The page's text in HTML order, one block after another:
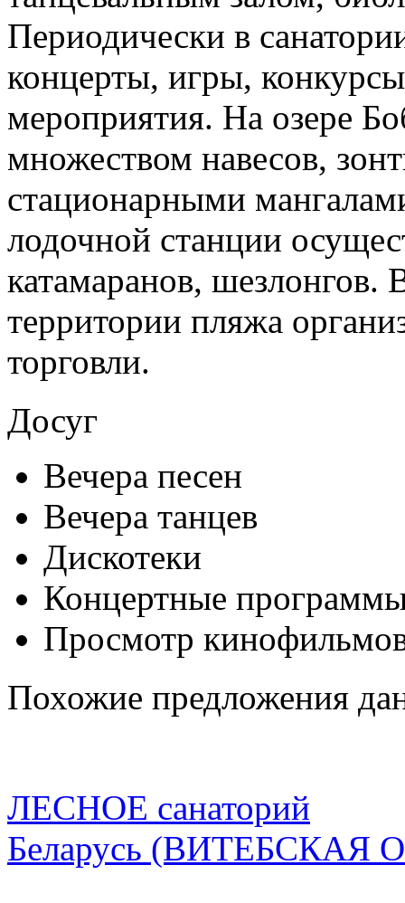
Периодически в
концерты, игры,
мероприятия. На озере
множеством навесов,
стационарными
лодочной станции
катамаранов, шезлонгов.
территории пляжа
торговли.
Досуг
Вечера песен
Вечера танцев
Дискотеки
Концертные
Просмотр
Похожие предложения
ЛЕСНОЕ санаторий
Беларусь (ВИТЕБСКАЯ